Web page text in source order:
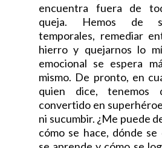
encuentra fuera de
queja. Hemos de
temporales, remediar
hierro y quejarnos lo
emocional se espera
mismo. De pronto, en
quien dice, tenemos
convertido en
ni sucumbir. ¿Me puede
cómo se hace, dónde se